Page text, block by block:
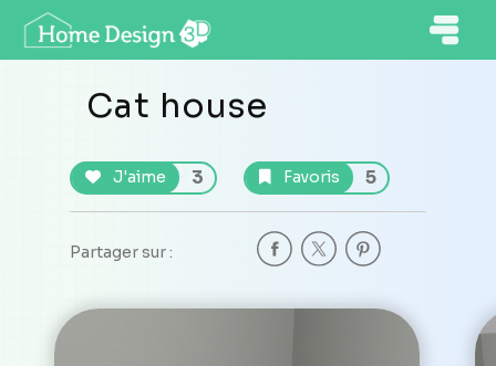
Cat house
J'aime 3 Favoris 5
Partager sur :